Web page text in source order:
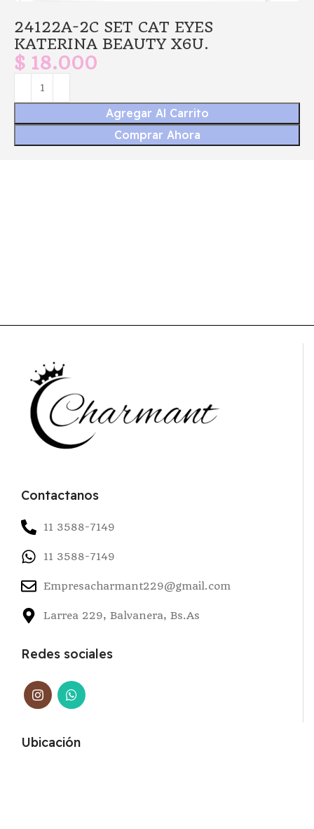
24122A-2C SET CAT EYES
KATERINA BEAUTY X6U.
$ 18.000
Agregar Al Carrito
Comprar Ahora
Contactanos
11 3588-7149
11 3588-7149
Empresacharmant229@gmail.com
Larrea 229, Balvanera, Bs.As
Redes sociales
Ubicación